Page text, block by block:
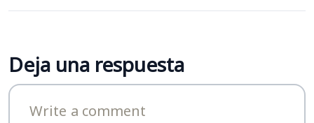
Deja una respuesta